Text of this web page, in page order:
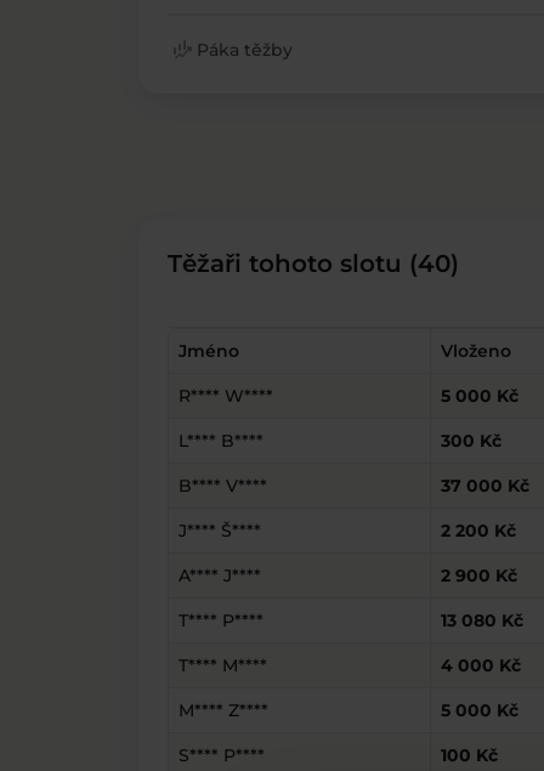
finance_mode Páka těžby
Těžaři tohoto slotu (40)
Jméno Vloženo
R**** W**** 5 000 Kč
L**** B**** 300 Kč
B**** V**** 37 000 Kč
J**** Š**** 2 200 Kč
A**** J**** 2 900 Kč
T**** P**** 13 080 Kč
T**** M**** 4 000 Kč
M**** Z**** 5 000 Kč
S**** P**** 100 Kč